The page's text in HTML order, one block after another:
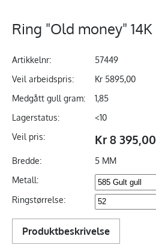
Ring "Old money" 14K
Artikkelnr:
57449
Veil arbeidspris:
Kr 5895,00
Medgått gull gram:
1,85
Lagerstatus:
<10
Veil pris:
Kr 8 395,00
Bredde:
5 MM
Metall:
Ringstørrelse:
Produktbeskrivelse